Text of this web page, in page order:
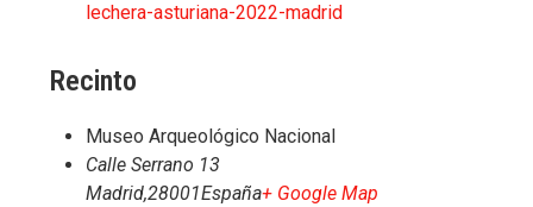
lechera-asturiana-2022-madrid
Recinto
Museo Arqueológico Nacional
Calle Serrano 13
Madrid,28001España+ Google Map